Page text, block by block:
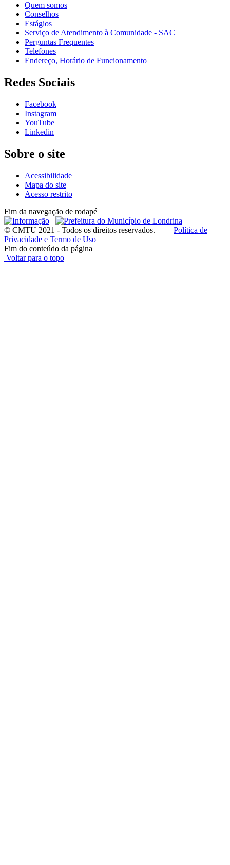
Quem somos
Conselhos
Estágios
Serviço de Atendimento à Comunidade - SAC
Perguntas Frequentes
Telefones
Endereço, Horário de Funcionamento
Redes Sociais
Facebook
Instagram
YouTube
Linkedin
Sobre o site
Acessibilidade
Mapa do site
Acesso restrito
Fim da navegação de rodapé
© CMTU 2021 - Todos os direitos reservados. Política de
Privacidade e Termo de Uso
Fim do conteúdo da página
Voltar para o topo